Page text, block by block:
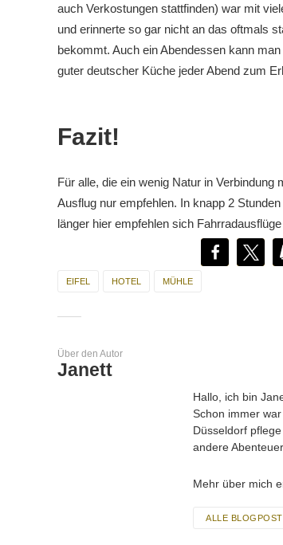
auch Verkostungen stattfinden) war mit
und erinnerte so gar nicht an das oftmals
bekommt. Auch ein Abendessen kann
guter deutscher Küche jeder Abend zum
Fazit!
Für alle, die ein wenig Natur in
Ausflug nur empfehlen. In knapp 2
länger hier empfehlen sich
EIFEL HOTEL MÜHLE
Über den Autor
Janett
Hallo, ich bin
Schon immer
Düsseldorf
andere
Mehr über mich
ALLE